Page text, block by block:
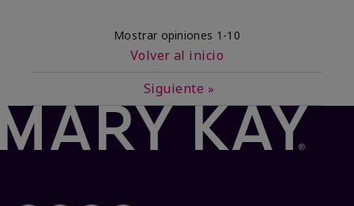
Mostrar opiniones 1-10
Volver al inicio
Siguiente »